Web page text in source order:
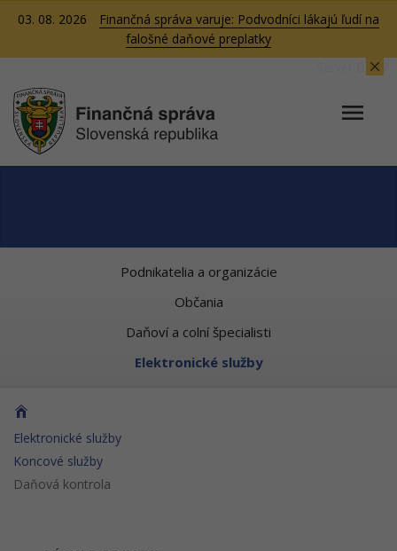
03. 08. 2026
Finančná správa varuje: Podvodníci lákajú ľudí na
falošné daňové preplatky
Server BB07
Podnikatelia a organizácie
Občania
Daňoví a colní špecialisti
Elektronické služby
Elektronické služby
Koncové služby
Daňová kontrola